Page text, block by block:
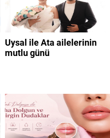
Uysal ile Ata ailelerinin
mutlu günü